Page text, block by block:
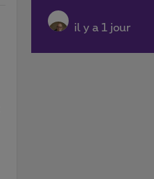
il y a 1 jour